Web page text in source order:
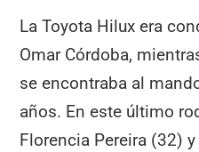
La Toyota Hilux era
Omar Córdoba,
se encontraba al
años. En este último
Florencia Pereira (32)